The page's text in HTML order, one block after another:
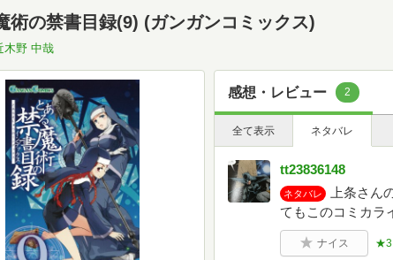
術の禁書目録(9) (ガンガンコミックス)
木野 中哉
感想・レビュー 2
全て表示 ネタバレ
tt23836148
ネタバレ
上条さん
てもこのコミカラ
ナイス ★3